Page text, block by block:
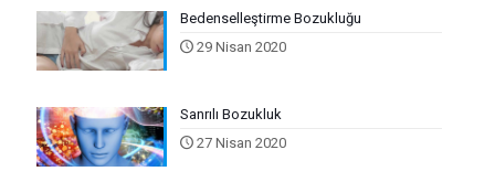
Bedenselleştirme Bozukluğu
29 Nisan 2020
Sanrılı Bozukluk
27 Nisan 2020